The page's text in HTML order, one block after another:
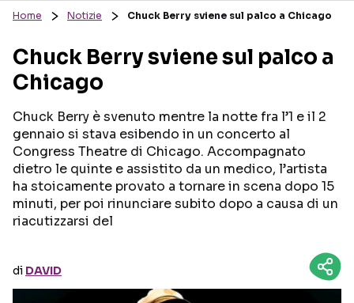
RECENSIONI MUSICALI
INTERVISTE
GOSSIP E CURIOSITÀ
TESTI CANZONI
TALENT SHOW
Home Notizie Chuck Berry sviene sul palco a Chicago
Chuck Berry sviene sul palco a
Chicago
Chuck Berry è svenuto mentre la notte fra l’1 e il 2
gennaio si stava esibendo in un concerto al
Congress Theatre di Chicago. Accompagnato
dietro le quinte e assistito da un medico, l’artista
ha stoicamente provato a tornare in scena dopo 15
minuti, per poi rinunciare subito dopo a causa di un
riacutizzarsi del
di DAVID